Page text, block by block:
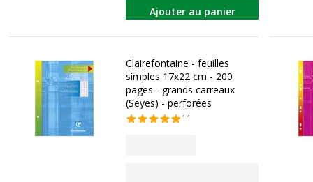
Ajouter au panier
Clairefontaine - feuilles
simples 17x22 cm - 200
pages - grands carreaux
(Seyes) - perforées
11